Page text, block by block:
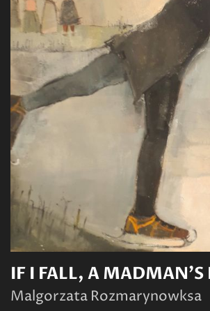
IF I FALL, A MADMAN'S
Malgorzata Rozmarynowksa